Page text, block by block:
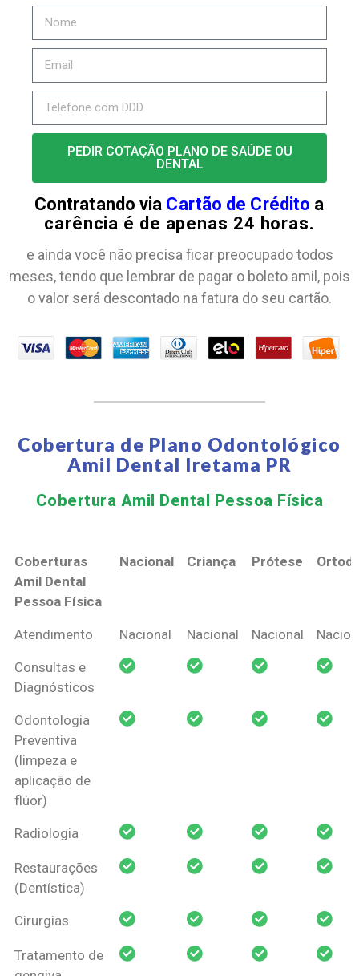
PEDIR COTAÇÃO PLANO DE SAÚDE OU
DENTAL
Contratando via Cartão de Crédito a
carência é de apenas 24 horas.
e ainda você não precisa ficar preocupado todos
meses, tendo que lembrar de pagar o boleto amil, pois
o valor será descontado na fatura do seu cartão.
Cobertura de Plano Odontológico
Amil Dental Iretama PR
Cobertura Amil Dental Pessoa Física​
Coberturas
Amil Dental
Pessoa Física
Nacional Criança Prótese
Coberturas
Pessoa Física
Nacional Criança Prótese
Atendimento Nacional Nacional Nacional
Consultas e
Diagnósticos
Odontologia
Preventiva
(limpeza e
aplicação de
flúor)
Radiologia
Restaurações
(Dentística)
Cirurgias
Tratamento de